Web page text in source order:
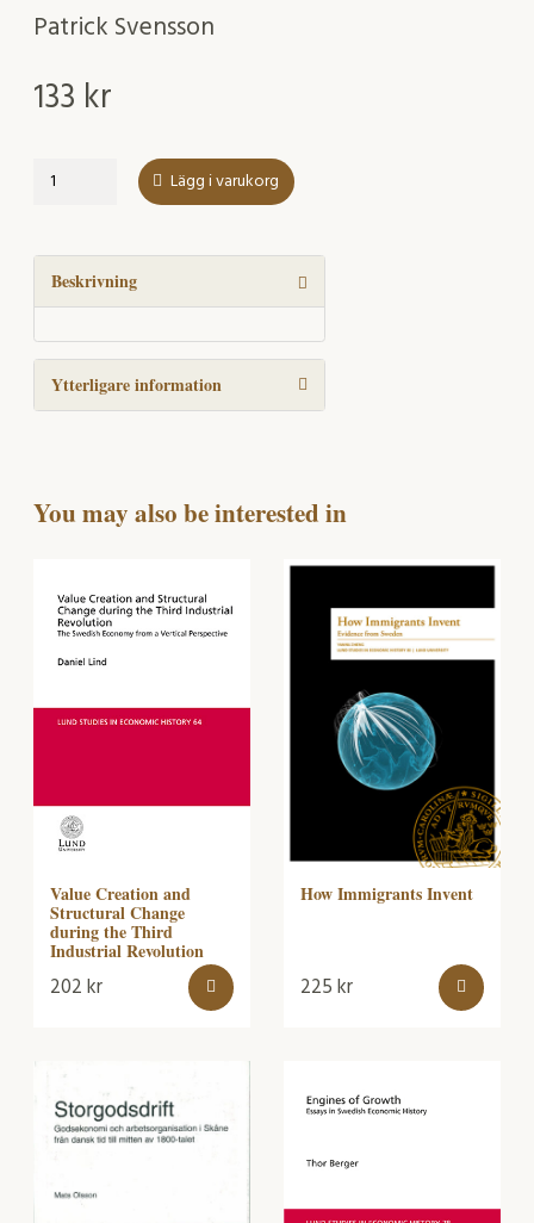
Patrick Svensson
133 kr
Agrara
Lägg i varukorg
Beskrivning
Ytterligare information
You may also be interested in
Value Creation and
Structural Change
during the Third
Industrial Revolution
202kr
How Immigrants Invent
225kr